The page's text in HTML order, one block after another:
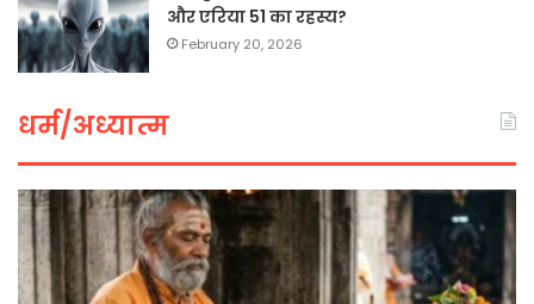
और एरिया 51 का रहस्य?
February 20, 2026
धर्म/अध्यात्म